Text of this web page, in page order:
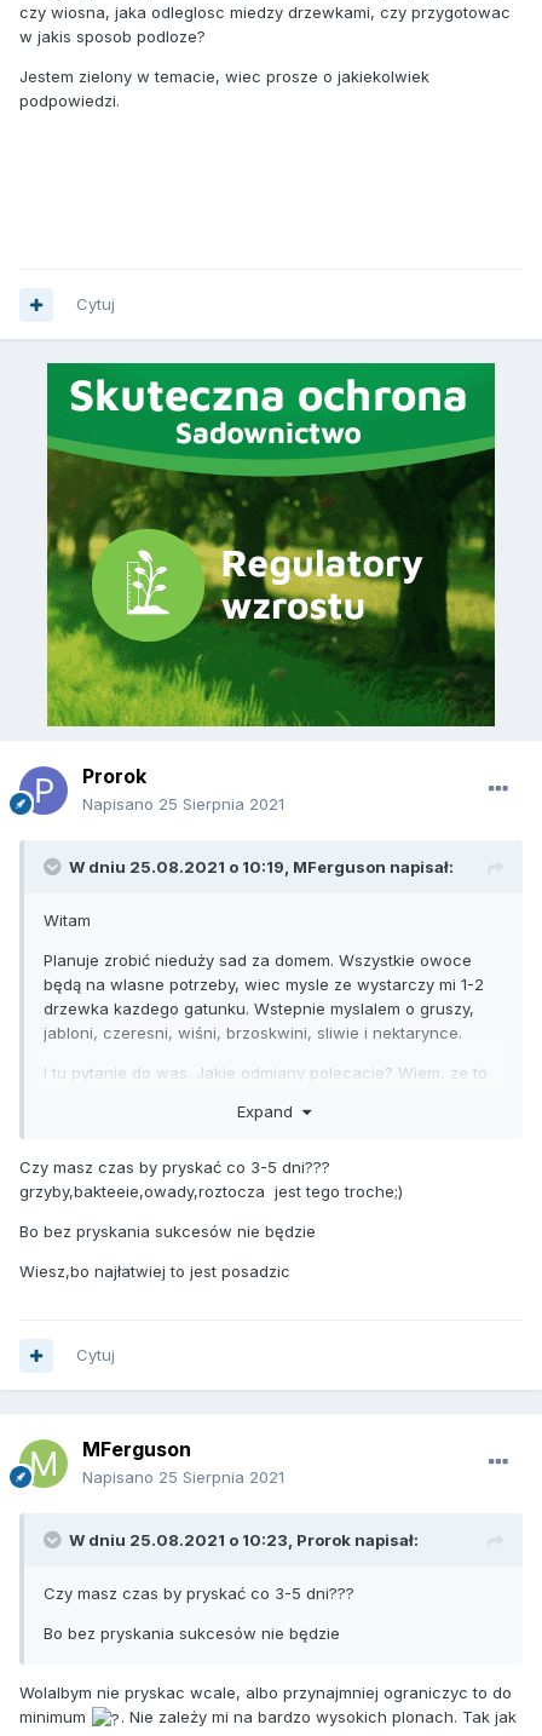
czy wiosna, jaka odleglosc miedzy drzewkami, czy przygotowac
w jakis sposob podloze?
Jestem zielony w temacie, wiec prosze o jakiekolwiek
podpowiedzi.
Cytuj
Prorok
Napisano 25 Sierpnia 2021
W dniu 25.08.2021 o 10:19, MFerguson napisał:
Witam
Planuje zrobić nieduży sad za domem. Wszystkie owoce
będą na wlasne potrzeby, wiec mysle ze wystarczy mi 1-2
drzewka kazdego gatunku. Wstepnie myslalem o gruszy,
jabloni, czeresni, wiśni, brzoskwini, sliwie i nektarynce.
I tu pytanie do was. Jakie odmiany polecacie? Wiem, ze to
jesienią czy wiosna, jaka odleglosc miedzy drzewkami, czy
przygotowac w jakis sposob podloze?
Jestem zielony w temacie, wiec prosze o jakiekolwiek
Expand
Czy masz czas by pryskać co 3-5 dni???
grzyby,bakteeie,owady,roztocza jest tego troche;)
Bo bez pryskania sukcesów nie będzie
Wiesz,bo najłatwiej to jest posadzic
Cytuj
MFerguson
Napisano 25 Sierpnia 2021
W dniu 25.08.2021 o 10:23, Prorok napisał:
Czy masz czas by pryskać co 3-5 dni???
Bo bez pryskania sukcesów nie będzie
Wolalbym nie pryskac wcale, albo przynajmniej ograniczyc to do
minimum
. Nie zależy mi na bardzo wysokich plonach. Tak jak